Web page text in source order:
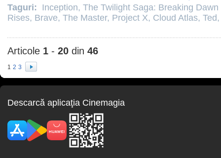
Taguri: Inception, The Twilight Saga: Breaking Dawn
Rises, Brave, The Master, Project X, Cloud Atlas, Ted
Articole 1 - 20 din 46
1 2 3
Descarcă aplicaţia Cinemagia